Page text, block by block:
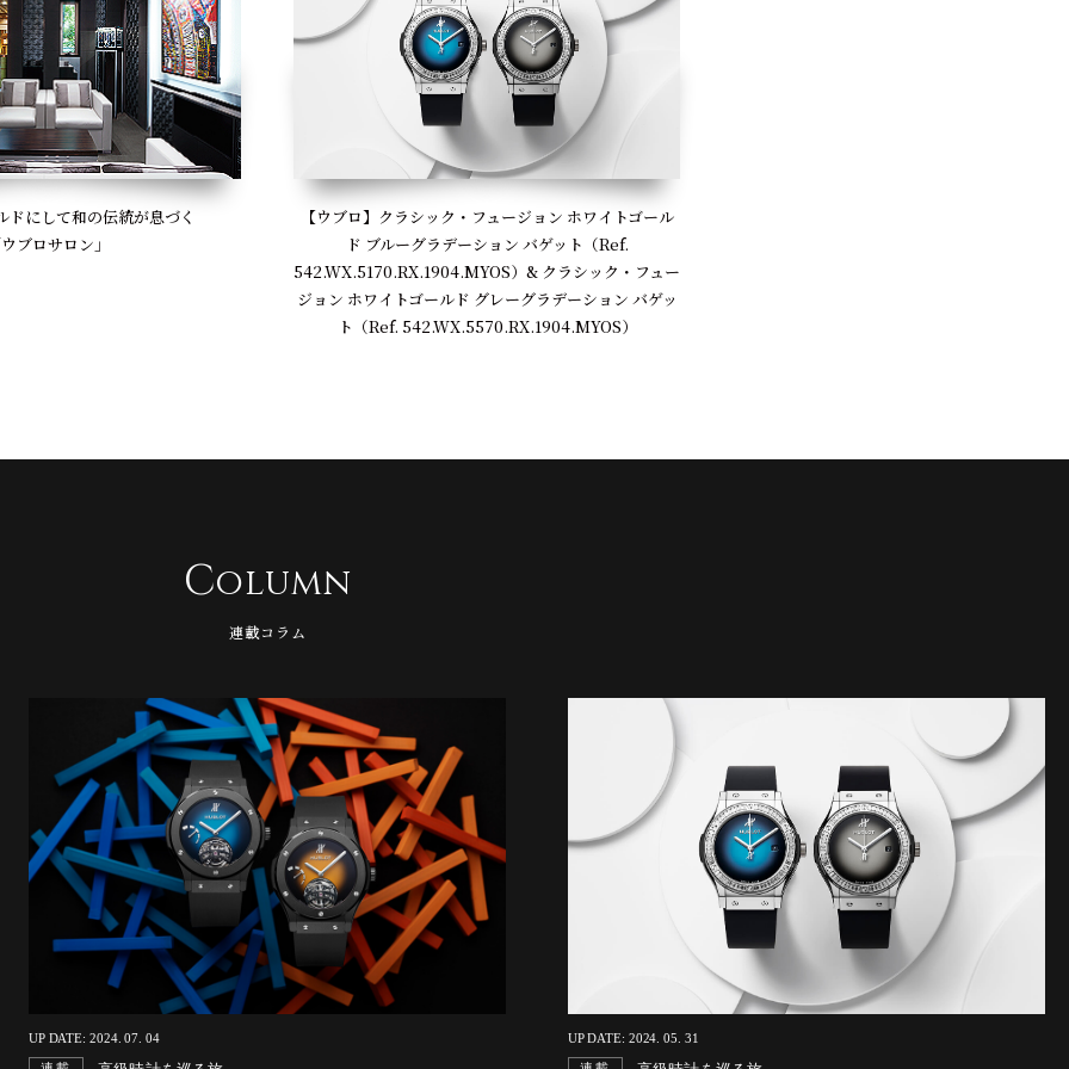
ドにして和の伝統が息づく
ブロサロン」
【ウブロ】クラシック・フュージョン ホワイトゴール
ド ブルーグラデーション バゲット（Ref.
542.WX.5170.RX.1904.MYOS）& クラシック・フュー
ジョン ホワイトゴールド グレーグラデーション バゲッ
ト（Ref. 542.WX.5570.RX.1904.MYOS）
Column
連載コラム
UP DATE: 2024. 07. 04 UP DATE: 2024. 05. 31